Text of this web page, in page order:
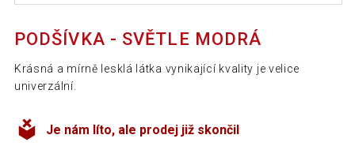
PODŠÍVKA - SVĚTLE MODRÁ
Krásná a mírně lesklá látka vynikající kvality je velice
univerzální.
Je nám líto, ale prodej již skončil